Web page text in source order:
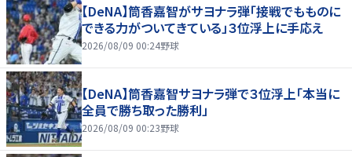
【DeNA】筒香嘉智がサヨナラ弾「接戦でもものに
できる力がついてきている」３位浮上に手応え
2026/08/09 00:24野球
【DeNA】筒香嘉智サヨナラ弾で３位浮上「本当に
全員で勝ち取った勝利」
2026/08/09 00:23野球